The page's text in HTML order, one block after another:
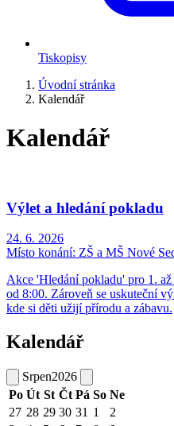
Tiskopisy
Úvodní stránka
Kalendář
Kalendář
Výlet a hledání pokladu
24. 6. 2026
Místo konání: ZŠ a MŠ Nové
Akce 'Hledání pokladu' pro 1.
od 8:00. Zároveň se uskuteční
kde si děti užijí přírodu a zábavu.
Kalendář
Srpen2026
Po Út St Čt Pá So Ne
27 28 29 30 31 1
2